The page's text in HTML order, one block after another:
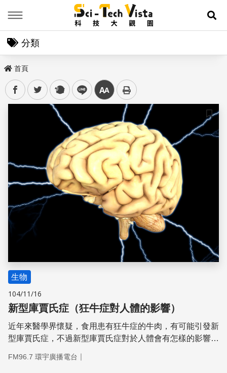
展
分類
首頁
facebooktwitter plurk line 中
儲存
生物
104/11/16
新型庫賈氏症（狂牛症對人體的影響）
近年來醫學界懷疑，食用患有狂牛症的牛肉，有可能引發新
型庫賈氏症，不過新型庫賈氏症對於人體會有怎樣的影響
FM96.7 環宇廣播電台 ｜